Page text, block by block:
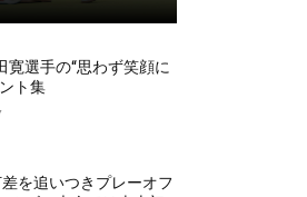
寛選手の“思わず笑顔に
ト集
を追いつきプレーオフ